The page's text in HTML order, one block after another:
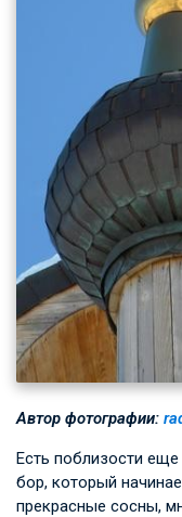
Автор фотографии:
Есть поблизости
бор, который
прекрасные сосны,